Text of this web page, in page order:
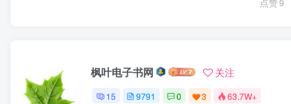
点赞9
枫叶电子书网 关注
15 9791 0 3 63.7W+